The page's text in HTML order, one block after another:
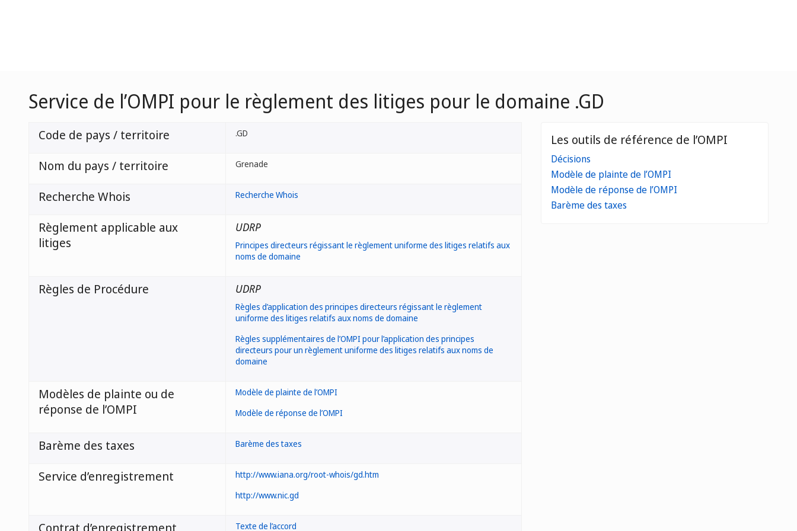
Service de l’OMPI pour le règlement des litiges pour le domaine .GD
Code de pays / territoire .GD
Nom du pays / territoire Grenade
Recherche Whois Recherche Whois
Règlement applicable aux
litiges
UDRP
Principes directeurs régissant le règlement uniforme des litiges relatifs aux
noms de domaine
Règles de Procédure UDRP
Règles d’application des principes directeurs régissant le règlement
uniforme des litiges relatifs aux noms de domaine
Règles supplémentaires de l’OMPI pour l’application des principes
directeurs pour un règlement uniforme des litiges relatifs aux noms de
domaine
Modèles de plainte ou de
réponse de l’OMPI
Modèle de plainte de l’OMPI
Modèle de réponse de l’OMPI
Barème des taxes Barème des taxes
Service d’enregistrement
http://www.iana.org/root-whois/gd.htm
http://www.nic.gd
Contrat d’enregistrement Texte de l’accord
Les outils de référence de l’OMPI
Décisions
Modèle de plainte de l’OMPI
Modèle de réponse de l’OMPI
Barème des taxes